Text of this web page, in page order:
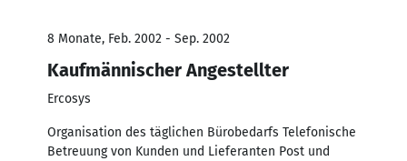
8 Monate, Feb. 2002 - Sep. 2002
Kaufmännischer Angestellter
Ercosys
Organisation des täglichen Bürobedarfs Telefonische
Betreuung von Kunden und Lieferanten Post und